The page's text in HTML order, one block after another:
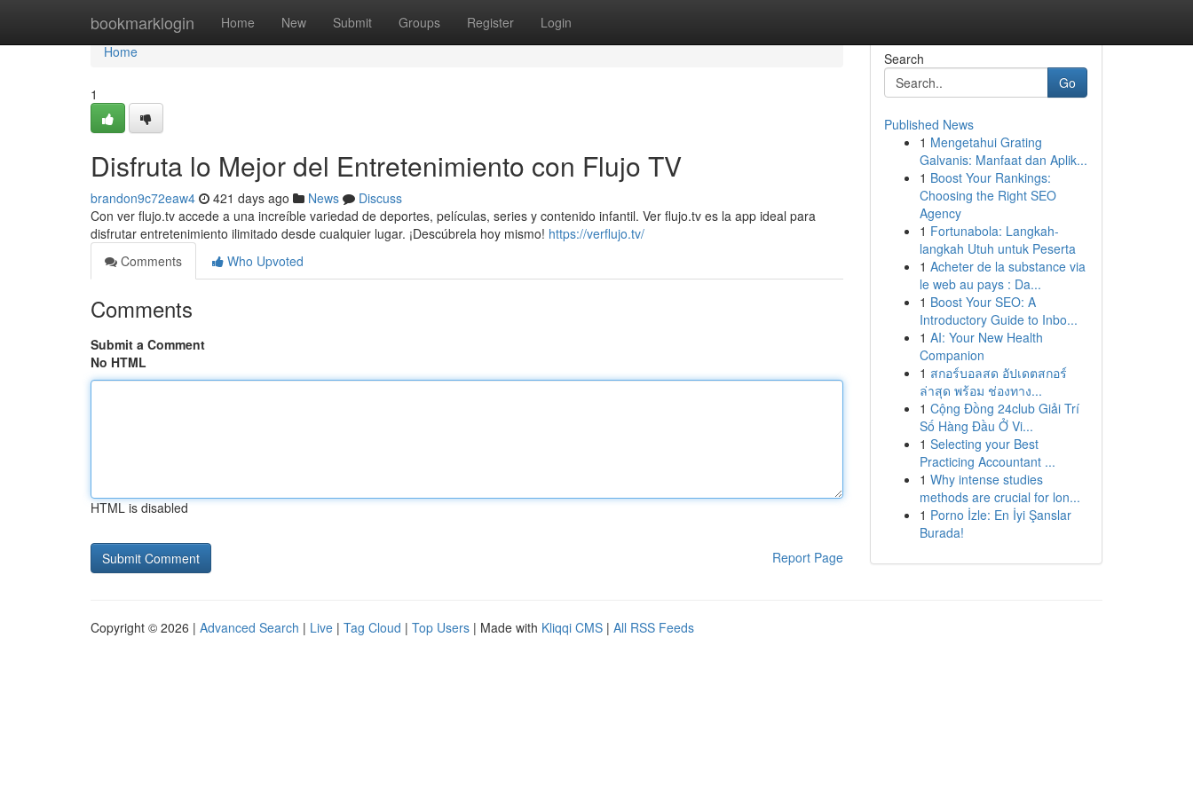
bookmarklogin Home New Submit Groups Register Login
Home
Home
1
Disfruta lo Mejor del Entretenimiento con Flujo TV
brandon9c72eaw4 421 days ago News
Discuss
Con ver flujo.tv accede a una increíble variedad de deportes, películas, series y contenido infantil. Ver flujo.tv es la app ideal para
disfrutar entretenimiento ilimitado desde cualquier lugar. ¡Descúbrela hoy mismo! https://verflujo.tv/
Comments
Who Upvoted
Comments
Submit a Comment
No HTML
HTML is disabled
Report Page
Search
Go
Published News
1 Mengetahui Grating
Galvanis: Manfaat dan Aplik...
1 Boost Your Rankings:
Choosing the Right SEO
Agency
1 Fortunabola: Langkah-
langkah Utuh untuk Peserta
1 Acheter de la substance via
le web au pays : Da...
1 Boost Your SEO: A
Introductory Guide to Inbo...
1 AI: Your New Health
Companion
1 สกอร์บอลสด อัปเดตสกอร์
ล่าสุด พร้อม ช่องทาง...
1 Cộng Đồng 24club Giải Trí
Số Hàng Đầu Ở Vi...
1 Selecting your Best
Practicing Accountant ...
1 Why intense studies
methods are crucial for lon...
1 Porno İzle: En İyi Şanslar
Burada!
Copyright © 2026 | Advanced Search | Live | Tag Cloud | Top Users | Made with Kliqqi CMS | All RSS Feeds